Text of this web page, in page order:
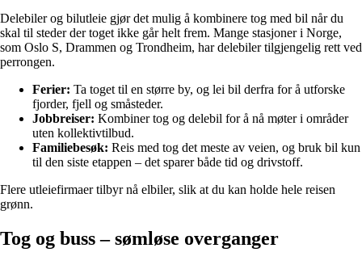
Delebiler og bilutleie gjør det mulig å kombinere tog med bil når du
skal til steder der toget ikke går helt frem. Mange stasjoner i Norge,
som Oslo S, Drammen og Trondheim, har delebiler tilgjengelig rett ved
perrongen.
Ferier: Ta toget til en større by, og lei bil derfra for å utforske
fjorder, fjell og småsteder.
Jobbreiser: Kombiner tog og delebil for å nå møter i områder
uten kollektivtilbud.
Familiebesøk: Reis med tog det meste av veien, og bruk bil kun
til den siste etappen – det sparer både tid og drivstoff.
Flere utleiefirmaer tilbyr nå elbiler, slik at du kan holde hele reisen
grønn.
Tog og buss – sømløse overganger